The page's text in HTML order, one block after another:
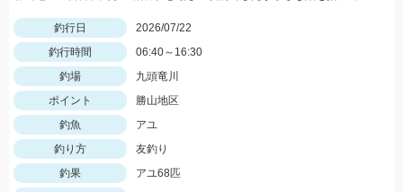
釣行日
2026/07/22
釣行時間
06:40～16:30
釣場
九頭竜川
ポイント
勝山地区
釣魚
アユ
釣り方
友釣り
釣果
アユ68匹